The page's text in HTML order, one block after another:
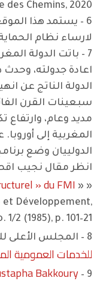
des Chemins, 2020.
6 – يستمد هذا
لارساء نظام
7 – باتت الدولة
اعادة جدولته،
الدولة الناتج عن
سبعينات القرن
مديد وعام، وارتفاع
المغربية إلى
انظر مقال نجيب
«
» du FMI »
et Développement,
1/2 (1985), p. 101–21.
8 – المجلس الأعلى للحسابات،
للخدمات العمومية
9 – FILALI, Kenza, «
Bakkoury